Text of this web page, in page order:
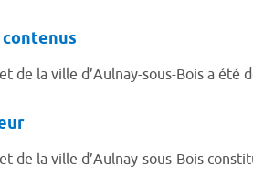
de la ville d’Aulnay-sous-Bois a été
de la ville d’Aulnay-sous-Bois